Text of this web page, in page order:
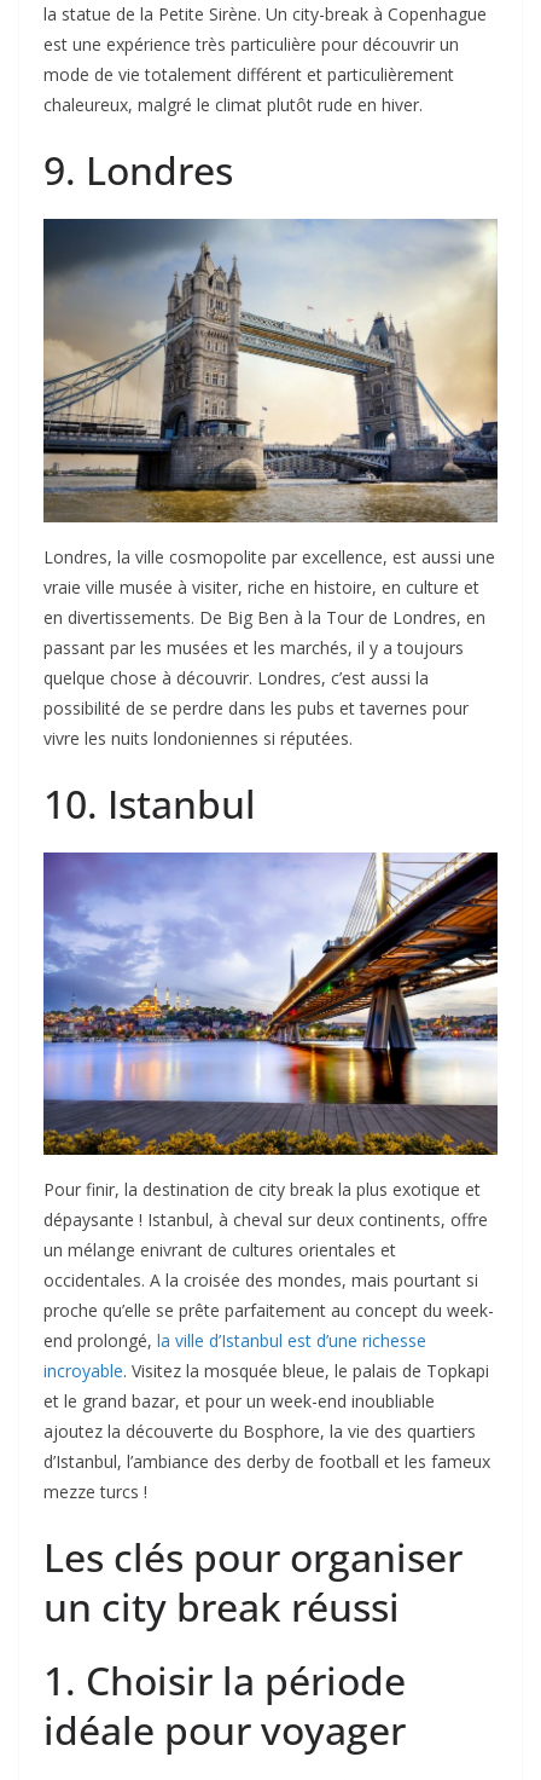
la statue de la Petite Sirène. Un city-break à Copenhague
est une expérience très particulière pour découvrir un
mode de vie totalement différent et particulièrement
chaleureux, malgré le climat plutôt rude en hiver.
9. Londres
Londres, la ville cosmopolite par excellence, est aussi une
vraie ville musée à visiter, riche en histoire, en culture et
en divertissements. De Big Ben à la Tour de Londres, en
passant par les musées et les marchés, il y a toujours
quelque chose à découvrir. Londres, c’est aussi la
possibilité de se perdre dans les pubs et tavernes pour
vivre les nuits londoniennes si réputées.
10. Istanbul
Pour finir, la destination de city break la plus exotique et
dépaysante ! Istanbul, à cheval sur deux continents, offre
un mélange enivrant de cultures orientales et
occidentales. A la croisée des mondes, mais pourtant si
proche qu’elle se prête parfaitement au concept du week-
end prolongé, la ville d’Istanbul est d’une richesse
incroyable. Visitez la mosquée bleue, le palais de Topkapi
et le grand bazar, et pour un week-end inoubliable
ajoutez la découverte du Bosphore, la vie des quartiers
d’Istanbul, l’ambiance des derby de football et les fameux
mezze turcs !
Les clés pour organiser
un city break réussi
1. Choisir la période
idéale pour voyager